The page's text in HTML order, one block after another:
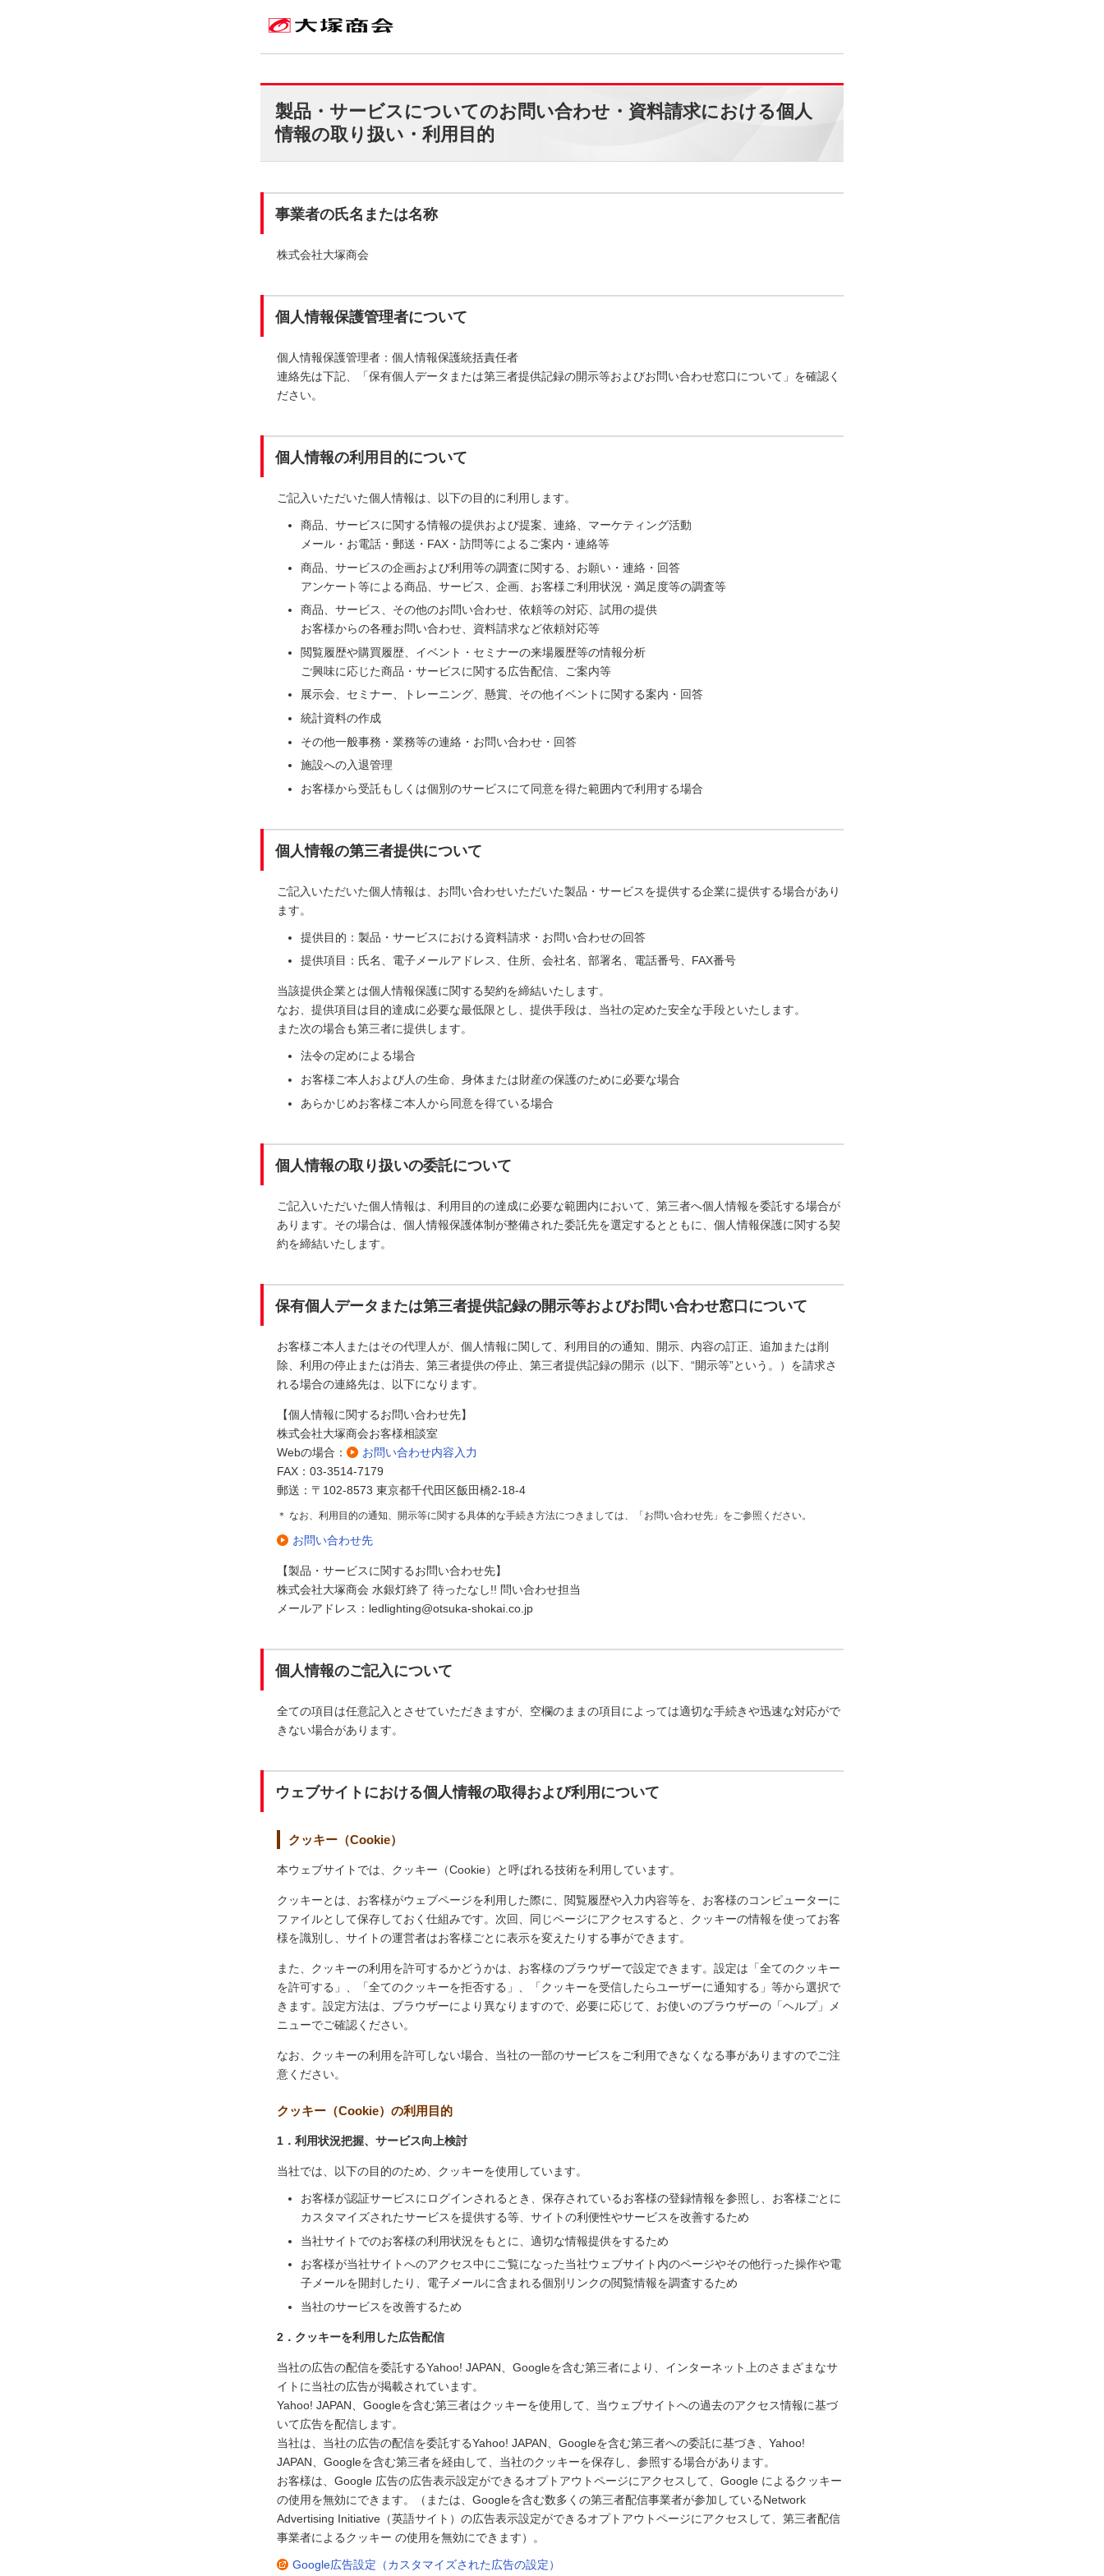
製品・サービスについてのお問い合わせ・資料請求における個人
情報の取り扱い・利用目的
事業者の氏名または名称
株式会社大塚商会
個人情報保護管理者について
個人情報保護管理者：個人情報保護統括責任者
連絡先は下記、「保有個人データまたは第三者提供記録の開示等およびお問い合わせ窓口について」を確認く
ださい。
個人情報の利用目的について
ご記入いただいた個人情報は、以下の目的に利用します。
商品、サービスに関する情報の提供および提案、連絡、マーケティング活動
メール・お電話・郵送・FAX・訪問等によるご案内・連絡等
商品、サービスの企画および利用等の調査に関する、お願い・連絡・回答
アンケート等による商品、サービス、企画、お客様ご利用状況・満足度等の調査等
商品、サービス、その他のお問い合わせ、依頼等の対応、試用の提供
お客様からの各種お問い合わせ、資料請求など依頼対応等
閲覧履歴や購買履歴、イベント・セミナーの来場履歴等の情報分析
ご興味に応じた商品・サービスに関する広告配信、ご案内等
展示会、セミナー、トレーニング、懸賞、その他イベントに関する案内・回答
統計資料の作成
その他一般事務・業務等の連絡・お問い合わせ・回答
施設への入退管理
お客様から受託もしくは個別のサービスにて同意を得た範囲内で利用する場合
個人情報の第三者提供について
ご記入いただいた個人情報は、お問い合わせいただいた製品・サービスを提供する企業に提供する場合があり
ます。
提供目的：製品・サービスにおける資料請求・お問い合わせの回答
提供項目：氏名、電子メールアドレス、住所、会社名、部署名、電話番号、FAX番号
当該提供企業とは個人情報保護に関する契約を締結いたします。
なお、提供項目は目的達成に必要な最低限とし、提供手段は、当社の定めた安全な手段といたします。
また次の場合も第三者に提供します。
法令の定めによる場合
お客様ご本人および人の生命、身体または財産の保護のために必要な場合
あらかじめお客様ご本人から同意を得ている場合
個人情報の取り扱いの委託について
ご記入いただいた個人情報は、利用目的の達成に必要な範囲内において、第三者へ個人情報を委託する場合が
あります。その場合は、個人情報保護体制が整備された委託先を選定するとともに、個人情報保護に関する契
約を締結いたします。
保有個人データまたは第三者提供記録の開示等およびお問い合わせ窓口について
お客様ご本人またはその代理人が、個人情報に関して、利用目的の通知、開示、内容の訂正、追加または削
除、利用の停止または消去、第三者提供の停止、第三者提供記録の開示（以下、“開示等”という。）を請求さ
れる場合の連絡先は、以下になります。
【個人情報に関するお問い合わせ先】
株式会社大塚商会お客様相談室
Webの場合：
お問い合わせ内容入力
FAX：03-3514-7179
郵送：〒102-8573 東京都千代田区飯田橋2-18-4
＊ なお、利用目的の通知、開示等に関する具体的な手続き方法につきましては、「お問い合わせ先」をご参照ください。
お問い合わせ先
【製品・サービスに関するお問い合わせ先】
株式会社大塚商会 水銀灯終了 待ったなし!! 問い合わせ担当
メールアドレス：ledlighting@otsuka-shokai.co.jp
個人情報のご記入について
全ての項目は任意記入とさせていただきますが、空欄のままの項目によっては適切な手続きや迅速な対応がで
きない場合があります。
ウェブサイトにおける個人情報の取得および利用について
クッキー（Cookie）
本ウェブサイトでは、クッキー（Cookie）と呼ばれる技術を利用しています。
クッキーとは、お客様がウェブページを利用した際に、閲覧履歴や入力内容等を、お客様のコンピューターに
ファイルとして保存しておく仕組みです。次回、同じページにアクセスすると、クッキーの情報を使ってお客
様を識別し、サイトの運営者はお客様ごとに表示を変えたりする事ができます。
また、クッキーの利用を許可するかどうかは、お客様のブラウザーで設定できます。設定は「全てのクッキー
を許可する」、「全てのクッキーを拒否する」、「クッキーを受信したらユーザーに通知する」等から選択で
きます。設定方法は、ブラウザーにより異なりますので、必要に応じて、お使いのブラウザーの「ヘルプ」メ
ニューでご確認ください。
なお、クッキーの利用を許可しない場合、当社の一部のサービスをご利用できなくなる事がありますのでご注
意ください。
クッキー（Cookie）の利用目的
1．利用状況把握、サービス向上検討
当社では、以下の目的のため、クッキーを使用しています。
お客様が認証サービスにログインされるとき、保存されているお客様の登録情報を参照し、お客様ごとに
カスタマイズされたサービスを提供する等、サイトの利便性やサービスを改善するため
当社サイトでのお客様の利用状況をもとに、適切な情報提供をするため
お客様が当社サイトへのアクセス中にご覧になった当社ウェブサイト内のページやその他行った操作や電
子メールを開封したり、電子メールに含まれる個別リンクの閲覧情報を調査するため
当社のサービスを改善するため
2．クッキーを利用した広告配信
当社の広告の配信を委託するYahoo! JAPAN、Googleを含む第三者により、インターネット上のさまざまなサ
イトに当社の広告が掲載されています。
Yahoo! JAPAN、Googleを含む第三者はクッキーを使用して、当ウェブサイトへの過去のアクセス情報に基づ
いて広告を配信します。
当社は、当社の広告の配信を委託するYahoo! JAPAN、Googleを含む第三者への委託に基づき、Yahoo!
JAPAN、Googleを含む第三者を経由して、当社のクッキーを保存し、参照する場合があります。
お客様は、Google 広告の広告表示設定ができるオプトアウトページにアクセスして、Google によるクッキー
の使用を無効にできます。（または、Googleを含む数多くの第三者配信事業者が参加しているNetwork
Advertising Initiative（英語サイト）の広告表示設定ができるオプトアウトページにアクセスして、第三者配信
事業者によるクッキー の使用を無効にできます）。
Google広告設定（カスタマイズされた広告の設定）